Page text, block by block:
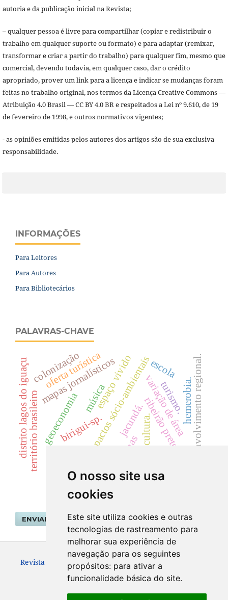
O nosso site usa
cookies
Este site utiliza cookies e outras
tecnologias de rastreamento para
melhorar sua experiência de
navegação para os seguintes
propósitos: para ativar a
funcionalidade básica do site.
autoria e da publicação inicial na Revista;
– qualquer pessoa é livre para compartilhar (copiar e redistribuir o
trabalho em qualquer suporte ou formato) e para adaptar (remixar,
transformar e criar a partir do trabalho) para qualquer fim, mesmo que
comercial, devendo todavia, em qualquer caso, dar o crédito
apropriado, prover um link para a licença e indicar se mudanças foram
feitas no trabalho original, nos termos da Licença Creative Commons —
Atribuição 4.0 Brasil — CC BY 4.0 BR e respeitados a Lei nº 9.610, de 19
de fevereiro de 1998, e outros normativos vigentes;
- as opiniões emitidas pelos autores dos artigos são de sua exclusiva
responsabilidade.
INFORMAÇÕES
Para Leitores
Para Autores
Para Bibliotecários
PALAVRAS-CHAVE
mapas jornalísticos
birigui-sp.impactos sócio-ambientais
jacundá.ribeirão preto.
espaço vivido
cultura.
variação de área
território brasileiro desenvolvimento regional.
geoeconomia turismo.
trilhas
distrito lagos do iguaçu oferta turística
hemerobia.
escola
música
colonização
ENVIAR SUBMISSÃO
Revista Geografar ISSN: 1981-089X